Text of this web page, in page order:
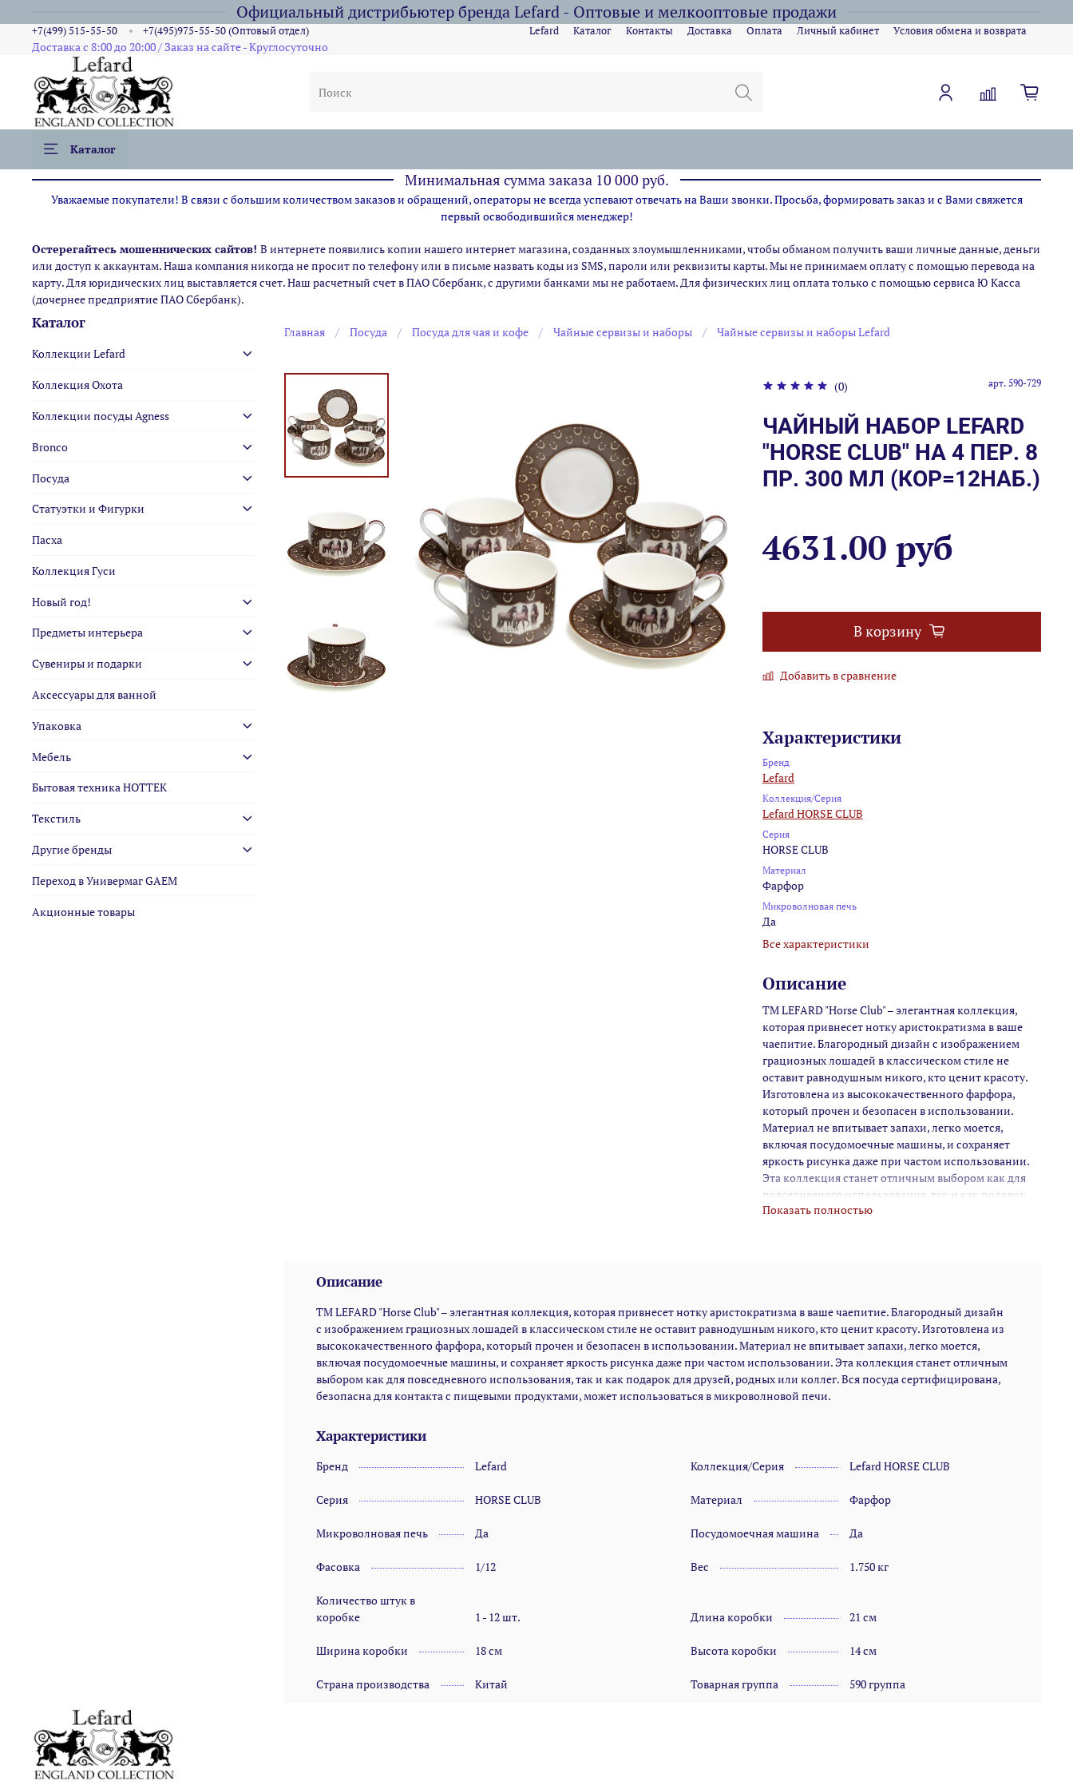
Официальный дистрибьютер бренда Lefard - Оптовые и мелкооптовые продажи
Lefard Каталог Контакты Доставка Оплата Личный кабинет Условия обмена и возврата
Доставка с 8:00 до 20:00 / Заказ на сайте - Круглосуточно
+7(499) 515-55-50 +7(495)975-55-50 (Оптовый отдел)
Каталог
Минимальная сумма заказа 10 000 руб.
Уважаемые покупатели! В связи с большим количеством заказов и обращений, операторы не всегда успевают отвечать на Ваши звонки. Просьба, формировать заказ и с Вами свяжется
первый освободившийся менеджер!
Остерегайтесь мошеннических сайтов! В интернете появились копии нашего интернет магазина,созданных злоумышленниками, чтобы обманом получить ваши личные данные, деньги
или доступ к аккаунтам. Наша компания никогда не просит по телефону или в письме назвать коды из SMS, пароли или реквизиты карты. Мы не принимаем оплату с помощью перевода на
карту. Для юридических лиц выставляется счет. Наш расчетный счет в ПАО Сбербанк, с другими банками мы не работаем. Для физических лиц оплата только с помощью сервиса Ю Касса
(дочернее предприятие ПАО Сбербанк).
Главная Посуда Посуда для чая и кофе Чайные сервизы и наборы Чайные сервизы и наборы Lefard
(0) арт. 590-729
ЧАЙНЫЙ НАБОР LEFARD
"HORSE CLUB" НА 4 ПЕР. 8
ПР. 300 МЛ (КОР=12НАБ.)
4631.00 руб
В корзину
Добавить в сравнение
Характеристики
Бренд
Lefard
Коллекция/Серия
Lefard HORSE CLUB
Серия
HORSE CLUB
Материал
Фарфор
Микроволновая печь
Да
Все характеристики
Описание
TM LEFARD "Horse Club" – элегантная коллекция,
которая привнесет нотку аристократизма в ваше
чаепитие. Благородный дизайн с изображением
грациозных лошадей в классическом стиле не
оставит равнодушным никого, кто ценит красоту.
Изготовлена из высококачественного фарфора,
который прочен и безопасен в использовании.
Материал не впитывает запахи, легко моется,
включая посудомоечные машины, и сохраняет
яркость рисунка даже при частом использовании.
Эта коллекция станет отличным выбором как для
повседневного использования, так и как подарок
для друзей, родных или коллег. Вся посуда
Показать полностью
Описание
TM LEFARD "Horse Club" – элегантная коллекция, которая привнесет нотку аристократизма в ваше чаепитие. Благородный дизайн
с изображением грациозных лошадей в классическом стиле не оставит равнодушным никого, кто ценит красоту. Изготовлена из
высококачественного фарфора, который прочен и безопасен в использовании. Материал не впитывает запахи, легко моется,
включая посудомоечные машины, и сохраняет яркость рисунка даже при частом использовании. Эта коллекция станет отличным
выбором как для повседневного использования, так и как подарок для друзей, родных или коллег. Вся посуда сертифицирована,
безопасна для контакта с пищевыми продуктами, может использоваться в микроволновой печи.
Характеристики
Бренд Lefard Коллекция/Серия Lefard HORSE CLUB
Серия HORSE CLUB Материал Фарфор
Микроволновая печь Да Посудомоечная машина Да
Фасовка 1/12 Вес 1.750 кг
Количество штук в
коробке
1 - 12 шт. Длина коробки 21 см
Ширина коробки 18 см Высота коробки 14 см
Страна производства Китай Товарная группа 590 группа
Каталог
Коллекции Lefard
Коллекция Охота
Коллекции посуды Agness
Bronco
Посуда
Статуэтки и Фигурки
Пасха
Коллекция Гуси
Новый год!
Предметы интерьера
Сувениры и подарки
Аксессуары для ванной
Упаковка
Мебель
Бытовая техника HOTTEK
Текстиль
Другие бренды
Переход в Универмаг GAEM
Акционные товары